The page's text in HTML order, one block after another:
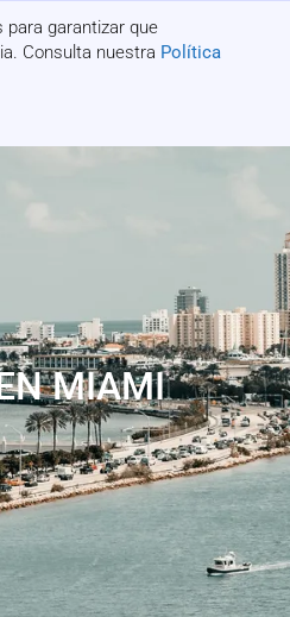
para garantizar que
Consulta nuestra Política
Recibe una cotización
MIAMI